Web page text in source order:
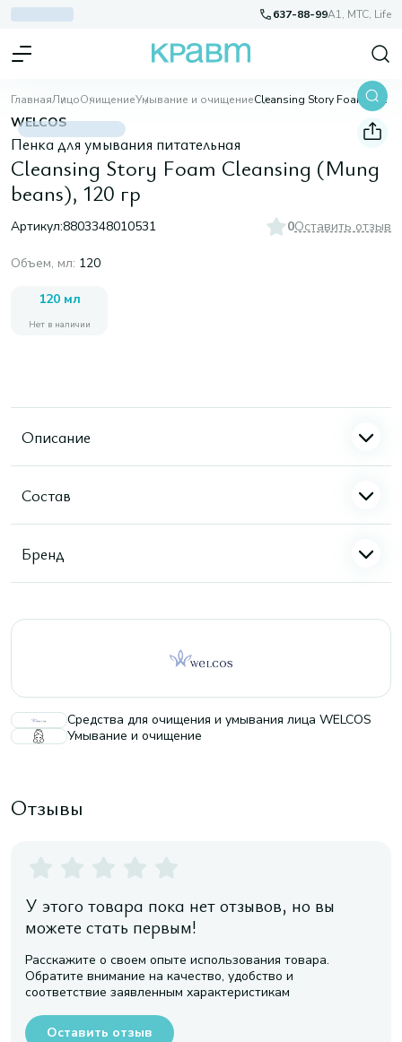
637-88-99A1, МТС, Life
ГлавнаяЛицоОчищениеУмывание и очищение Cleansing Story Foam Cleansing (Mung beans), 120 гр
WELCOS
Пенка для умывания питательная
Cleansing Story Foam Cleansing (Mung
beans), 120 гр
Артикул:8803348010531 0Оставить отзыв
Объем, мл: 120
120 мл
Нет в наличии
Описание
Состав
Бренд
Средства для очищения и умывания лица WELCOS
Умывание и очищение
Отзывы
У этого товара пока нет отзывов, но вы
можете стать первым!
Расскажите о своем опыте использования товара.
Обратите внимание на качество, удобство и
соответствие заявленным характеристикам
Оставить отзыв